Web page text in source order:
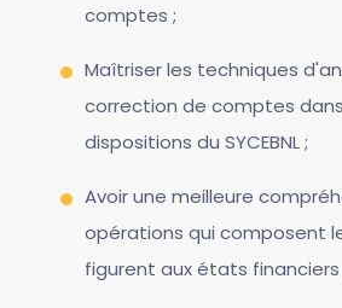
comptes ;
Maîtriser les techniques
correction de comptes
dispositions du SYCEBNL ;
Avoir une meilleure
opérations qui composent
figurent aux états financiers